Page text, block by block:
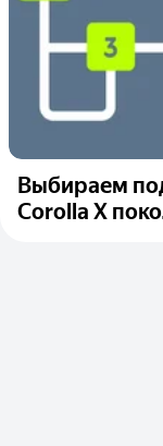
Выбираем
Corolla X